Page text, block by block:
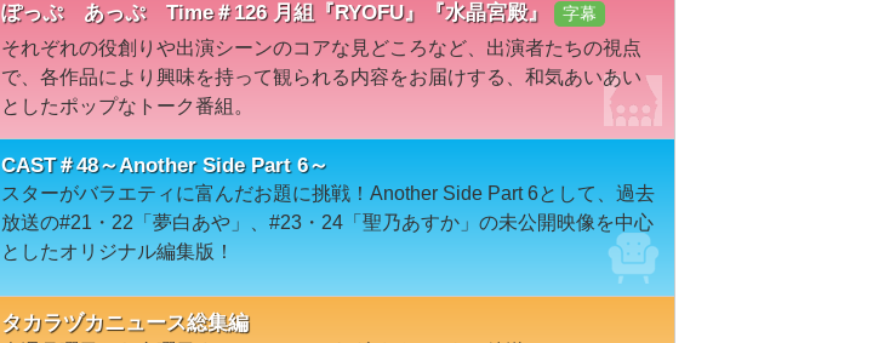
ぽっぷ あっぷ Time＃126 月組『RYOFU』『水晶宮殿』 字幕
それぞれの役創りや出演シーンのコアな見どころなど、出演者たちの視点
で、各作品により興味を持って観られる内容をお届けする、和気あいあい
としたポップなトーク番組。
CAST＃48～Another Side Part 6～
スターがバラエティに富んだお題に挑戦！Another Side Part 6として、過去
放送の#21・22「夢白あや」、#23・24「聖乃あすか」の未公開映像を中心
としたオリジナル編集版！
タカラヅカニュース総集編